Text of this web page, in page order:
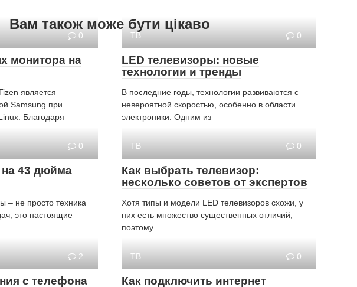
Вам також може бути цікаво
0
монитора на
является
Samsung при
Благодаря
ТВ 0
LED телевизоры: новые
технологии и тренды
В последние годы, технологии развиваются с
невероятной скоростью, особенно в области
электроники. Одним из
0
на 43 дюйма
– не просто техника
это настоящие
ТВ 0
Как выбрать телевизор:
несколько советов от экспертов
Хотя типы и модели LED телевизоров схожи, у
них есть множество существенных отличий,
поэтому
2
с телефона
ТВ 0
Как подключить интернет